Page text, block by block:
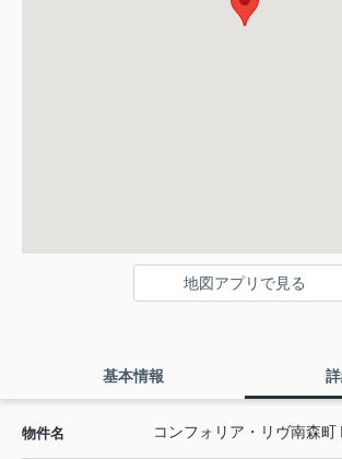
地図アプリで見る
基本情報
物件名 コンフォリア・リヴ南森町